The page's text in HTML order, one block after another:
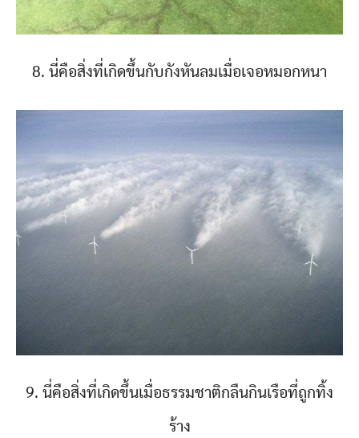
8. นี่คือสิ่งที่เกิดขึ้นกับกังหันลมเมื่อเจอหมอกหนา
9. นี่คือสิ่งที่เกิดขึ้นเมื่อธรรมชาติกลืนกินเรือที่ถูกทิ้ง
ร้าง